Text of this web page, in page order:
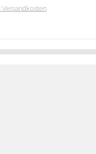
Versandkosten